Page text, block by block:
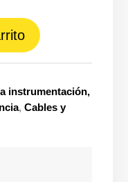
instrumentación,
,Cables y